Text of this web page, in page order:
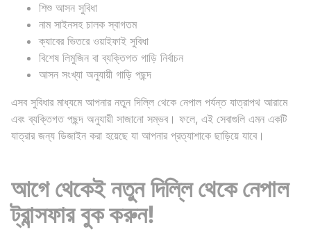
শিশু আসন সুবিধা
নাম সাইনসহ চালক স্বাগতম
ক্যাবের ভিতরে ওয়াইফাই সুবিধা
বিশেষ লিমুজিন বা ব্যক্তিগত গাড়ি নির্বাচন
আসন সংখ্যা অনুযায়ী গাড়ি পছন্দ
এসব সুবিধার মাধ্যমে আপনার নতুন দিল্লি থেকে নেপাল পর্যন্ত যাত্রাপথ আরামে
এবং ব্যক্তিগত পছন্দ অনুযায়ী সাজানো সম্ভব। ফলে, এই সেবাগুলি এমন একটি
যাত্রার জন্য ডিজাইন করা হয়েছে যা আপনার প্রত্যাশাকে ছাড়িয়ে যাবে।
আগে থেকেই নতুন দিল্লি থেকে নেপাল
ট্রান্সফার বুক করুন!